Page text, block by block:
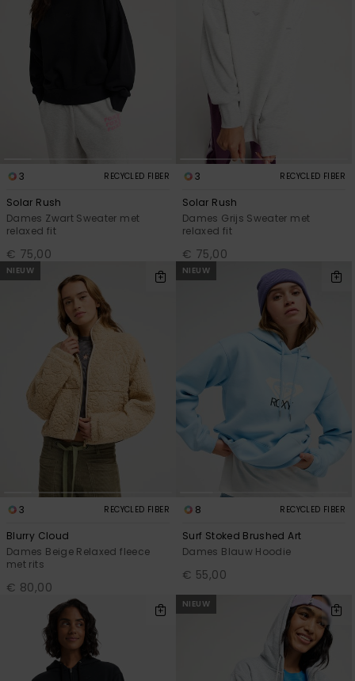
3 RECYCLED FIBER
Solar Rush
Dames Zwart Sweater met
relaxed fit
€ 75,00
3 RECYCLED FIBER
Solar Rush
Dames Grijs Sweater met
relaxed fit
€ 75,00
NIEUW
3 RECYCLED FIBER
Blurry Cloud
Dames Beige Relaxed fleece
met rits
€ 80,00
NIEUW
8 RECYCLED FIBER
Surf Stoked Brushed Art
Dames Blauw Hoodie
€ 55,00
NIEUW